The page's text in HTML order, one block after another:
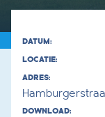
DATUM:
LOCATIE:
ADRES:
DOWNLOAD: